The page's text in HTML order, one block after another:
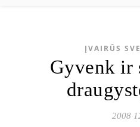
ĮVAIRŪS
Gyvenk ir
2008